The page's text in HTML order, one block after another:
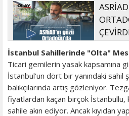
İstanbul Sahillerinde "Olta"
Ticari gemilerin yasak kapsamına
İstanbul’un dört bir yanındaki
balıkçılarında artış gözleniyor.
fiyatlardan kaçan birçok İstanbullu,
sahile akın ediyor. Ancak kıyıdan